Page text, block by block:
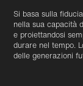
Si basa sulla
nella sua capacità
e proiettandosi
durare nel tempo.
delle generazioni